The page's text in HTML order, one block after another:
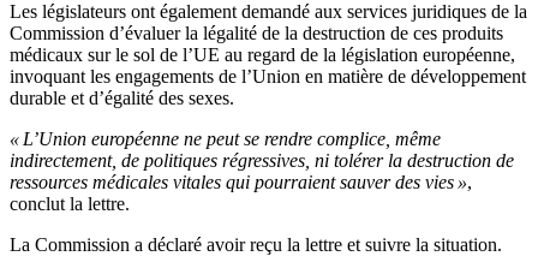
Les législateurs ont également demandé aux services juridiques de la
Commission d’évaluer la légalité de la destruction de ces produits
médicaux sur le sol de l’UE au regard de la législation européenne,
invoquant les engagements de l’Union en matière de développement
durable et d’égalité des sexes.
« L’Union européenne ne peut se rendre complice, même
indirectement, de politiques régressives, ni tolérer la destruction de
ressources médicales vitales qui pourraient sauver des vies »,
conclut la lettre.
La Commission a déclaré avoir reçu la lettre et suivre la situation.